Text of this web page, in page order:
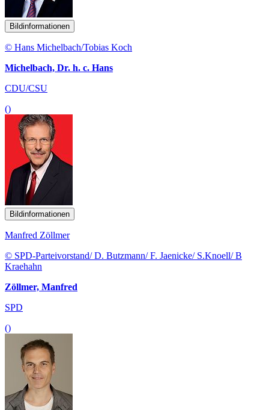
Bildinformationen
© Hans Michelbach/Tobias Koch
Michelbach, Dr. h. c. Hans
CDU/CSU
()
Bildinformationen
Manfred Zöllmer
© SPD-Parteivorstand/ D. Butzmann/ F. Jaenicke/ S.Knoell/ B
Kraehahn
Zöllmer, Manfred
SPD
()